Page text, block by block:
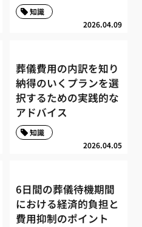
2026.04.09
知識
葬儀費用の内訳を知り
納得のいくプランを選
択するための実践的な
アドバイス
2026.04.05
知識
6日間の葬儀待機期間
における経済的負担と
費用抑制のポイント